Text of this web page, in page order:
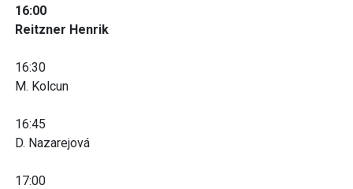
16:00
Reitzner Henrik
16:30
M. Kolcun
16:45
D. Nazarejová
17:00